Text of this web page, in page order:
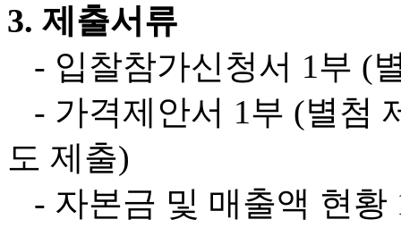
3. 제출서류
- 입찰참가신청서 1부 (
- 가격제안서 1부 (별첨
도 제출)
- 자본금 및 매출액 현황